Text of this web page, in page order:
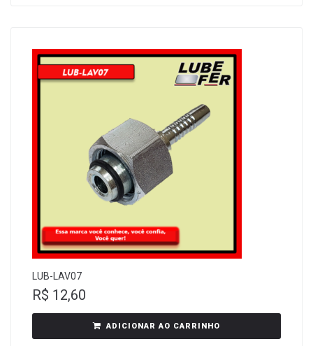
LUB-LAV07
R$ 12,60
ADICIONAR AO CARRINHO